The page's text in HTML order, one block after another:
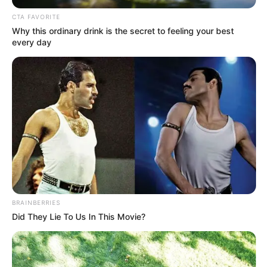
CTA FAVORITE
Why this ordinary drink is the secret to feeling your best
every day
BRAINBERRIES
Did They Lie To Us In This Movie?